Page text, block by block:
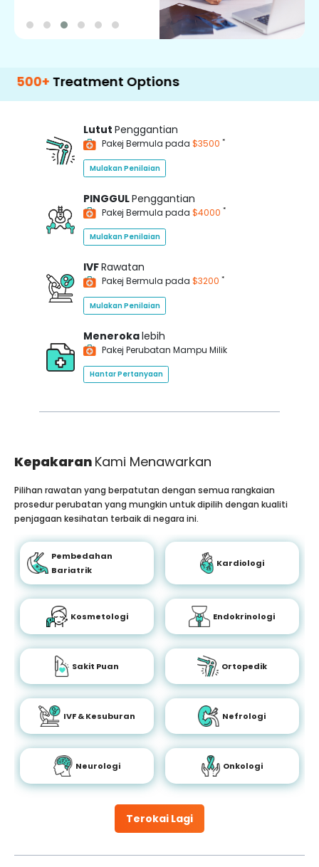
Treatment Options
Lutut Penggantian
Pakej Bermula pada $3500 *
Mulakan Penilaian
PINGGULPenggantian
Pakej Bermula pada $4000 *
Mulakan Penilaian
IVFRawatan
Pakej Bermula pada $3200 *
Mulakan Penilaian
Menerokalebih
Pakej Perubatan Mampu Milik
Hantar Pertanyaan
Kepakaran Kami Menawarkan
Terokai Lagi
Pilihan rawatan yang berpatutan dengan semua rangkaian
prosedur perubatan yang mungkin untuk dipilih dengan kualiti
penjagaan kesihatan terbaik di negara ini.
Pembedahan
Bariatrik
Kardiologi
Kosmetologi Endokrinologi
Sakit Puan Ortopedik
IVF & Kesuburan Nefrologi
Neurologi Onkologi